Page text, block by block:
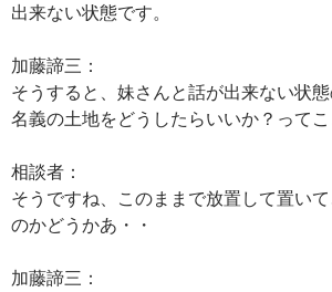
出来ない状態です。
加藤諦三：
そうすると、妹さんと話が出来ない状
名義の土地をどうしたらいいか？ってこ
相談者：
そうですね、このままで放置して置い
のかどうかあ・・
加藤諦三：